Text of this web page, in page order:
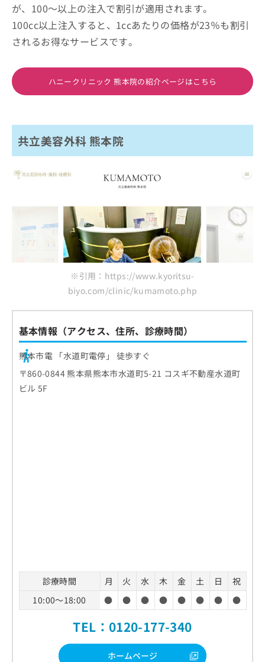
が、100～以上の注入で割引が適用されます。
100cc以上注入すると、1ccあたりの価格が23％も割引
されるお得なサービスです。
ハニークリニック 熊本院の紹介ページはこちら
共立美容外科 熊本院
※引用：https://www.kyoritsu-
biyo.com/clinic/kumamoto.php
基本情報（アクセス、住所、診療時間）
熊本市電 「水道町電停」 徒歩すぐ
〒860-0844 熊本県熊本市水道町5-21 コスギ不動産水道町
ビル 5F
診療時間 月 火 水 木 金 土 日
祝
10:00～18:00
● ● ● ● ● ● ● ●
TEL：0120-177-340
ホームページ